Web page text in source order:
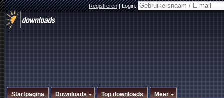
Registreren|Login:
Startpagina Downloads Top downloads Meer